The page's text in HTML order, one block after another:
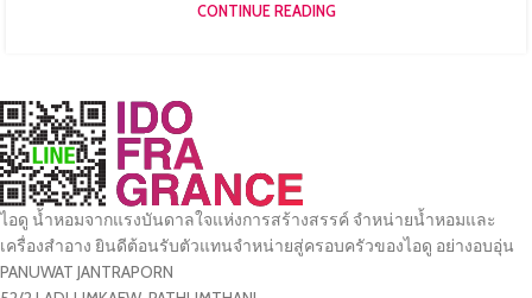
CONTINUE READING
ไอดู น้ำหอมจากแรงบันดาลใจแห่งการสร้างสรรค์ จำหน่ายน้ำหอมและ
เครื่องสำอาง ยินดีต้อนรับตัวแทนจำหน่ายสู่ครอบครัวของไอดู อย่างอบอุ่น
PANUWAT JANTRAPORN